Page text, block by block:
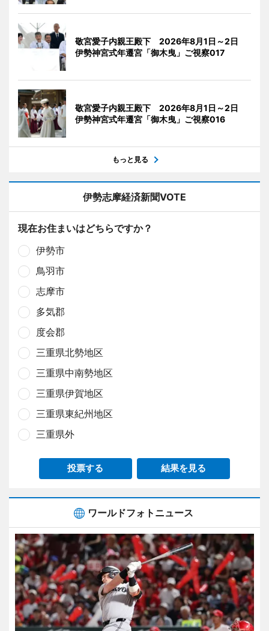
敬宮愛子内親王殿下 2026年8月1日～2日
伊勢神宮式年遷宮「御木曳」ご視察017
敬宮愛子内親王殿下 2026年8月1日～2日
伊勢神宮式年遷宮「御木曳」ご視察016
もっと見る
伊勢志摩経済新聞VOTE
現在お住まいはどちらですか？
伊勢市
鳥羽市
志摩市
多気郡
度会郡
三重県北勢地区
三重県中南勢地区
三重県伊賀地区
三重県東紀州地区
三重県外
投票する 結果を見る
ワールドフォトニュース